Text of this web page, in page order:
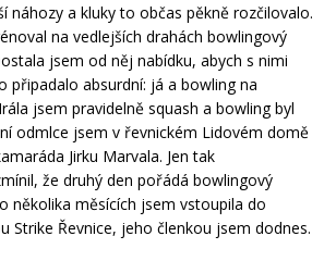
náhozy a kluky to občas pěkně rozčilovalo.
na vedlejších drahách bowlingový
jsem od něj nabídku, abych s nimi
připadalo absurdní: já a bowling na
jsem pravidelně squash a bowling byl
odmlce jsem v řevnickém Lidovém domě
Jirku Marvala. Jen tak
že druhý den pořádá bowlingový
několika měsících jsem vstoupila do
Strike Řevnice, jeho členkou jsem dodnes.